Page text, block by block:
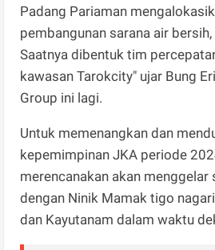
Padang Pariaman
pembangunan sarana air
Saatnya dibentuk tim
kawasan Tarokcity" ujar Bung
Group ini lagi.
Untuk memenangkan dan
kepemimpinan JKA periode
merencanakan akan menggelar
dengan Ninik Mamak tigo
dan Kayutanam dalam waktu